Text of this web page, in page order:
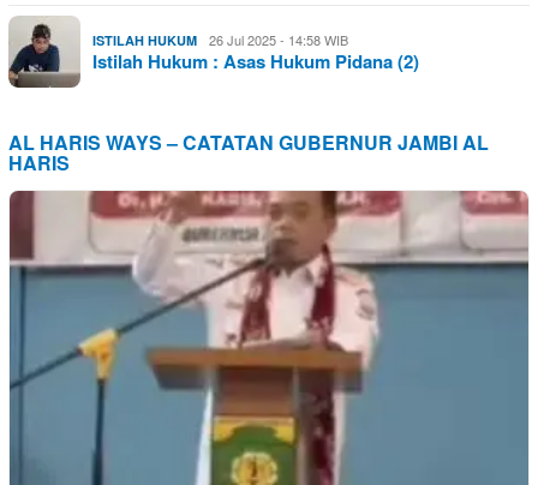
ISTILAH HUKUM 26 Jul 2025 - 14:58 WIB
Istilah Hukum : Asas Hukum Pidana (2)
AL HARIS WAYS – CATATAN GUBERNUR JAMBI AL
HARIS